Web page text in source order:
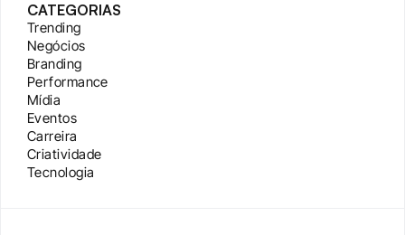
CATEGORIAS
Trending
Negócios
Branding
Performance
Mídia
Eventos
Carreira
Criatividade
Tecnologia